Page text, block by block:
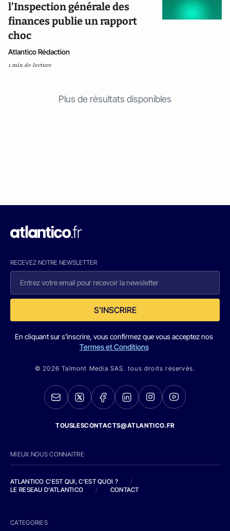
l’Inspection générale des
finances publie un rapport
choc
Atlantico Rédaction
1 min de lecture
Plus de résultats disponibles
RECEVEZ NOTRE NEWSLETTER
S'INSCRIRE
En cliquant sur s'inscrire, vous confirmez que vous acceptez nos
Termes et Conditions
© 2026 Talmont Media SAS. tous droits réservés.
TOUSLESCONTACTS@ATLANTICO.FR
MIEUX NOUS CONNAITRE
ATLANTICO C'EST QUI, C'EST QUOI ?
/
LE RESEAU D'ATLANTICO
/ CONTACT
CATEGORIES